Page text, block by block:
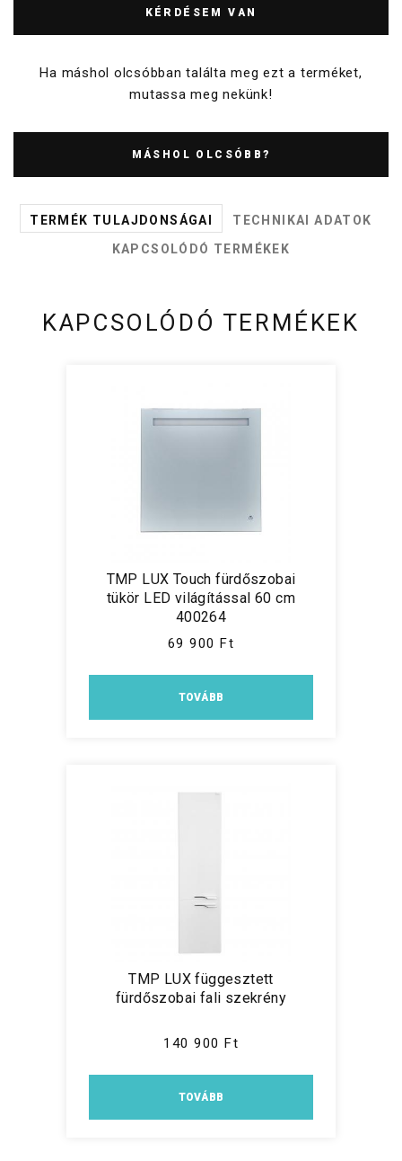
KÉRDÉSEM VAN
Ha máshol olcsóbban találta meg ezt a terméket,
mutassa meg nekünk!
MÁSHOL OLCSÓBB?
TERMÉK TULAJDONSÁGAI
TECHNIKAI ADATOK
KAPCSOLÓDÓ TERMÉKEK
KAPCSOLÓDÓ TERMÉKEK
TMP LUX Touch fürdőszobai
tükör LED világítással 60 cm
400264
69 900 Ft
TOVÁBB
TMP LUX függesztett
fürdőszobai fali szekrény
140 900 Ft
TOVÁBB